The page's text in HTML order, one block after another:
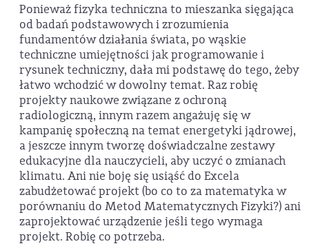
Ponieważ fizyka techniczna to mieszanka sięgająca
od badań podstawowych i zrozumienia
fundamentów działania świata, po wąskie
techniczne umiejętności jak programowanie i
rysunek techniczny, dała mi podstawę do tego, żeby
łatwo wchodzić w dowolny temat. Raz robię
projekty naukowe związane z ochroną
radiologiczną, innym razem angażuję się w
kampanię społeczną na temat energetyki jądrowej,
a jeszcze innym tworzę doświadczalne zestawy
edukacyjne dla nauczycieli, aby uczyć o zmianach
klimatu. Ani nie boję się usiąść do Excela
zabudżetować projekt (bo co to za matematyka w
porównaniu do Metod Matematycznych Fizyki?) ani
zaprojektować urządzenie jeśli tego wymaga
projekt. Robię co potrzeba.